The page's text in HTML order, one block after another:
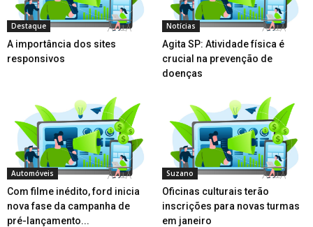
Destaque
A importância dos sites
responsivos
Notícias
Agita SP: Atividade física é
crucial na prevenção de
doenças
Automóveis
Com filme inédito, ford inicia
nova fase da campanha de
pré-lançamento...
Suzano
Oficinas culturais terão
inscrições para novas turmas
em janeiro